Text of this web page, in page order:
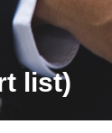
list)